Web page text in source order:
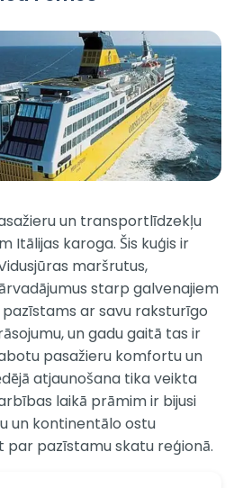
un transportlīdzekļu
Itālijas karoga. Šis kuģis ir
maršrutus,
starp galvenajiem
ar savu raksturīgo
un gadu gaitā tas ir
pasažieru komfortu un
atjaunošana tika veikta
laikā prāmim ir bijusi
un kontinentālo ostu
par pazīstamu skatu reģionā.